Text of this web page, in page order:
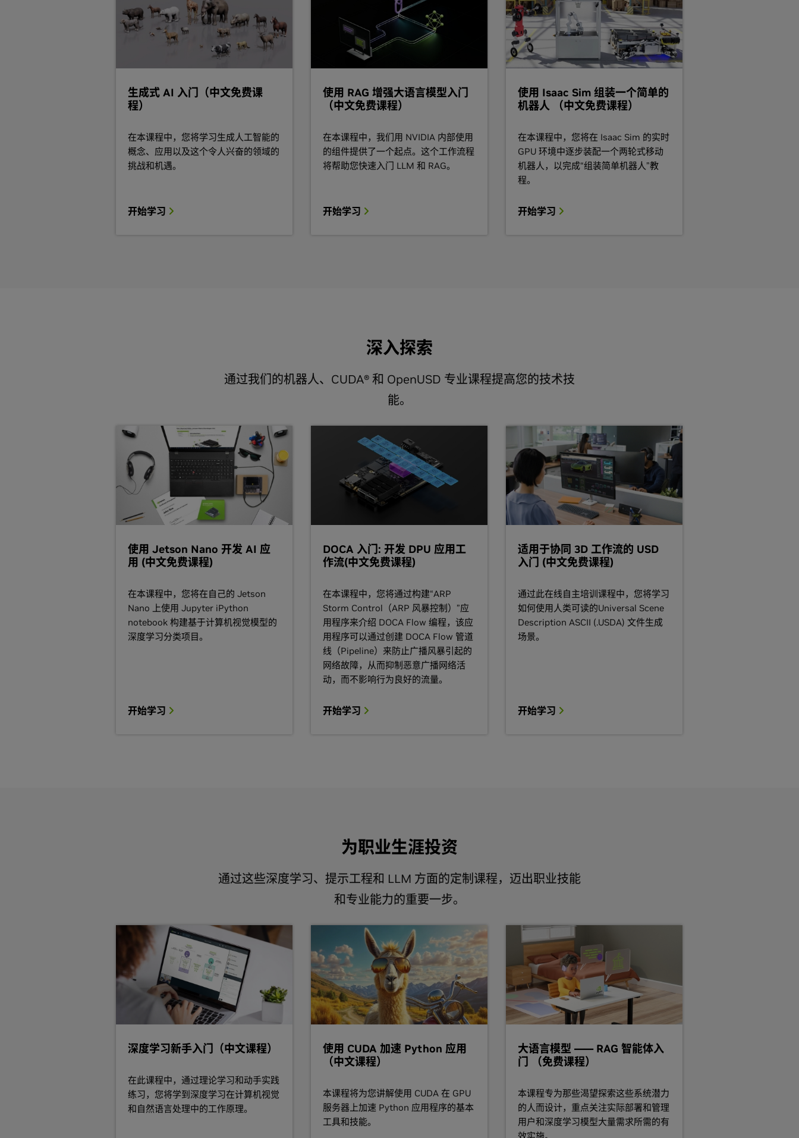
生成式 AI 入门（中文免费课
程）
在本课程中，您将学习生成人工智能的
概念、应用以及这个令人兴奋的领域的
挑战和机遇。
开始学习
使用 RAG 增强大语言模型入门
（中文免费课程）
在本课程中，我们用 NVIDIA 内部使用
的组件提供了一个起点。这个工作流程
将帮助您快速入门 LLM 和 RAG。
开始学习
使用 Isaac Sim 组装一个简单的
机器人 （中文免费课程）
在本课程中，您将在 Isaac Sim 的实时
GPU 环境中逐步装配一个两轮式移动
机器人，以完成“组装简单机器人”教
程。
开始学习
深入探索
通过我们的机器人、CUDA® 和 OpenUSD 专业课程提高您的技术技
能。
使用 Jetson Nano 开发 AI 应
用 (中文免费课程)
在本课程中，您将在自己的 Jetson
Nano 上使用 Jupyter iPython
notebook 构建基于计算机视觉模型的
深度学习分类项目。
开始学习
DOCA 入门: 开发 DPU 应用工
作流(中文免费课程)
在本课程中，您将通过构建“ARP
Storm Control（ARP 风暴控制）”应
用程序来介绍 DOCA Flow 编程，该应
用程序可以通过创建 DOCA Flow 管道
线（Pipeline）来防止广播风暴引起的
网络故障，从而抑制恶意广播网络活
动，而不影响行为良好的流量。
开始学习
适用于协同 3D 工作流的 USD
入门 (中文免费课程)
通过此在线自主培训课程中，您将学习
如何使用人类可读的Universal Scene
Description ASCII (.USDA) 文件生成
场景。
开始学习
为职业生涯投资
通过这些深度学习、提示工程和 LLM 方面的定制课程，迈出职业技能
和专业能力的重要一步。
深度学习新手入门（中文课程）
在此课程中，通过理论学习和动手实践
练习，您将学到深度学习在计算机视觉
和自然语言处理中的工作原理。
使用 CUDA 加速 Python 应用
（中文课程）
本课程将为您讲解使用 CUDA 在 GPU
服务器上加速 Python 应用程序的基本
工具和技能。
大语言模型 —— RAG 智能体入
门 （免费课程）
本课程专为那些渴望探索这些系统潜力
的人而设计，重点关注实际部署和管理
用户和深度学习模型大量需求所需的有